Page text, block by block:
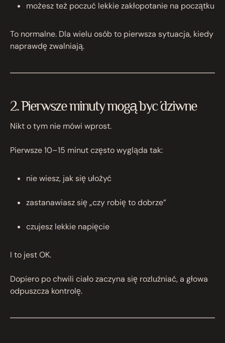
możesz też poczuć lekkie zakłopotanie na początku
To normalne. Dla wielu osób to pierwsza sytuacja, kiedy
naprawdę zwalniają.
2. Pierwsze minuty mogą być dziwne
Nikt o tym nie mówi wprost.
Pierwsze 10–15 minut często wygląda tak:
nie wiesz, jak się ułożyć
zastanawiasz się „czy robię to dobrze”
czujesz lekkie napięcie
I to jest OK.
Dopiero po chwili ciało zaczyna się rozluźniać, a głowa
odpuszcza kontrolę.